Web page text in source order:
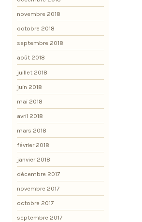
novembre 2018
octobre 2018
septembre 2018
août 2018
juillet 2018
juin 2018
mai 2018
avril 2018
mars 2018
février 2018
janvier 2018
décembre 2017
novembre 2017
octobre 2017
septembre 2017